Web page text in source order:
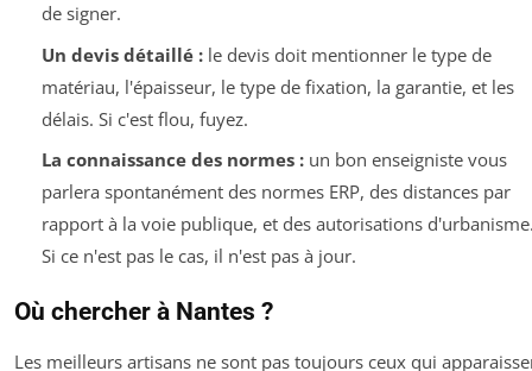
de signer.
Un devis détaillé :le devis doit mentionner le type de
matériau, l'épaisseur, le type de fixation, la garantie, et les
délais. Si c'est flou, fuyez.
La connaissance des normes :un bon enseigniste vous
parlera spontanément des normes ERP, des distances par
rapport à la voie publique, et des autorisations
Si ce n'est pas le cas, il n'est pas à jour.
Où chercher à Nantes ?
Les meilleurs artisans ne sont pas toujours ceux qui